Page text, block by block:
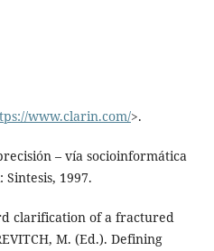
www.clarin.com/>.
– vía socioinformática
1997.
clarification of a fractured
M. (Ed.). Defining